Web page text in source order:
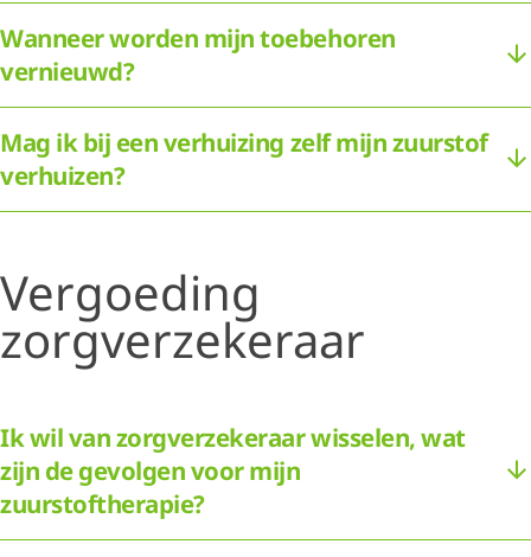
Wanneer worden mijn toebehoren
vernieuwd?
Mag ik bij een verhuizing zelf mijn zuurstof
verhuizen?
Vergoeding
zorgverzekeraar
Ik wil van zorgverzekeraar wisselen, wat
zijn de gevolgen voor mijn
zuurstoftherapie?